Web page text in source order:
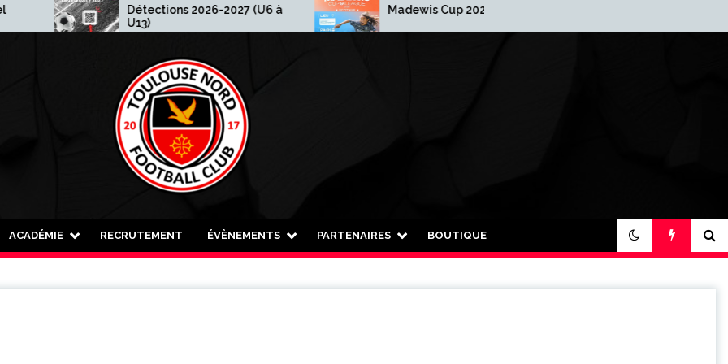
Détections 2026-2027 (U6 à
U13)
Madewis Cup 2025-2026
ACADÉMIE RECRUTEMENT ÉVÈNEMENTS PARTENAIRES BOUTIQUE